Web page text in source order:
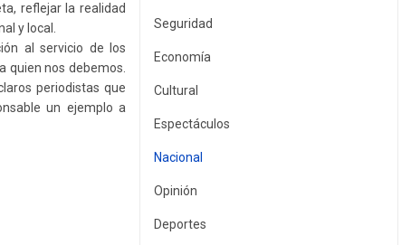
reflejar la realidad
y local.
al servicio de los
quien nos debemos.
periodistas que
un ejemplo a
Seguridad
Economía
Cultural
Espectáculos
Nacional
Opinión
Deportes